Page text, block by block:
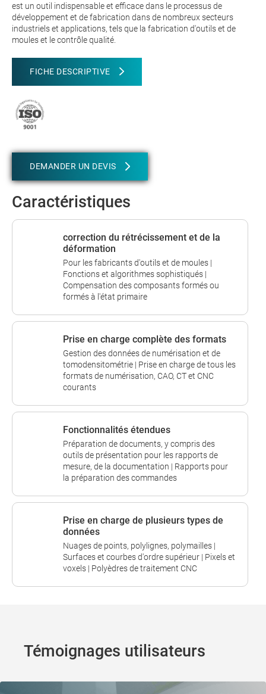
est un outil indispensable et efficace dans le processus de
développement et de fabrication dans de nombreux secteurs
industriels et applications, tels que la fabrication d'outils et de
moules et le contrôle qualité.
FICHE DESCRIPTIVE
DEMANDER UN DEVIS
Caractéristiques
correction du rétrécissement et de la
déformation
Pour les fabricants d'outils et de moules |
Fonctions et algorithmes sophistiqués |
Compensation des composants formés ou
formés à l'état primaire
Prise en charge complète des formats
Gestion des données de numérisation et de
tomodensitométrie | Prise en charge de tous les
formats de numérisation, CAO, CT et CNC
courants
Fonctionnalités étendues
Préparation de documents, y compris des
outils de présentation pour les rapports de
mesure, de la documentation | Rapports pour
la préparation des commandes
Prise en charge de plusieurs types de
données
Nuages de points, polylignes, polymailles |
Surfaces et courbes d'ordre supérieur | Pixels et
voxels | Polyèdres de traitement CNC
Témoignages utilisateurs